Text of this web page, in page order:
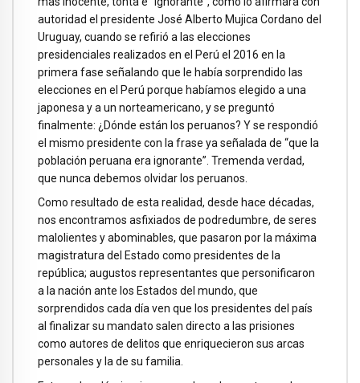
autoridad el presidente José Alberto Mujica Cordano del
Uruguay, cuando se refirió a las elecciones
presidenciales realizados en el Perú el 2016 en la
primera fase señalando que le había sorprendido las
elecciones en el Perú porque habíamos elegido a una
japonesa y a un norteamericano, y se preguntó
finalmente: ¿Dónde están los peruanos? Y se respondió
el mismo presidente con la frase ya señalada de “que la
población peruana era ignorante”. Tremenda verdad,
que nunca debemos olvidar los peruanos.
Como resultado de esta realidad, desde hace décadas,
nos encontramos asfixiados de podredumbre, de seres
malolientes y abominables, que pasaron por la máxima
magistratura del Estado como presidentes de la
república; augustos representantes que personificaron
a la nación ante los Estados del mundo, que
sorprendidos cada día ven que los presidentes del país
al finalizar su mandato salen directo a las prisiones
como autores de delitos que enriquecieron sus arcas
personales y la de su familia.